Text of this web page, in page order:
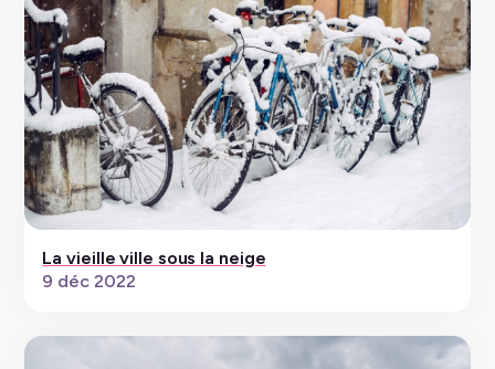
La vieille ville sous la neige
9 déc 2022